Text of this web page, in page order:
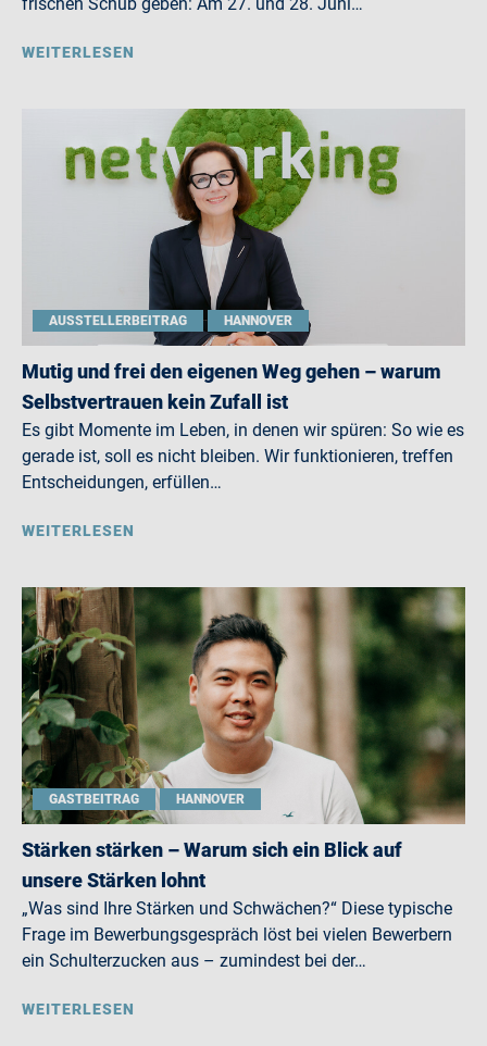
WEITERLESEN
AUSSTELLERBEITRAG HANNOVER
Mutig und frei den eigenen Weg gehen – warum
Selbstvertrauen kein Zufall ist
Es gibt Momente im Leben, in denen wir spüren: So wie es
gerade ist, soll es nicht bleiben. Wir funktionieren, treffen
Entscheidungen, erfüllen…
WEITERLESEN
GASTBEITRAG HANNOVER
Stärken stärken – Warum sich ein Blick auf
unsere Stärken lohnt
„Was sind Ihre Stärken und Schwächen?“ Diese typische
Frage im Bewerbungsgespräch löst bei vielen Bewerbern
ein Schulterzucken aus – zumindest bei der…
WEITERLESEN